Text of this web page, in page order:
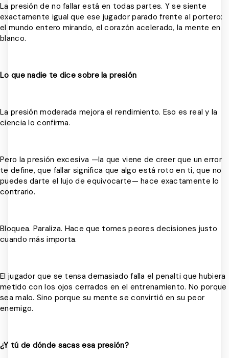
La presión de no fallar está en todas partes. Y se siente
exactamente igual que ese jugador parado frente al portero:
el mundo entero mirando, el corazón acelerado, la mente en
blanco.
Lo que nadie te dice sobre la presión
La presión moderada mejora el rendimiento. Eso es real y la
ciencia lo confirma.
Pero la presión excesiva —la que viene de creer que un error
te define, que fallar significa que algo está roto en ti, que no
puedes darte el lujo de equivocarte— hace exactamente lo
contrario.
Bloquea. Paraliza. Hace que tomes peores decisiones justo
cuando más importa.
El jugador que se tensa demasiado falla el penalti que hubiera
metido con los ojos cerrados en el entrenamiento. No porque
sea malo. Sino porque su mente se convirtió en su peor
enemigo.
¿Y tú de dónde sacas esa presión?